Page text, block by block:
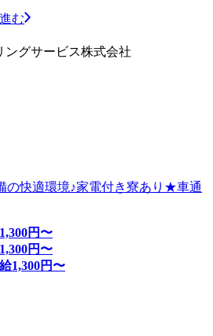
む
ングサービス株式会社
の快適環境♪家電付き寮あり★車通
1,300円〜
1,300円〜
1,300円〜